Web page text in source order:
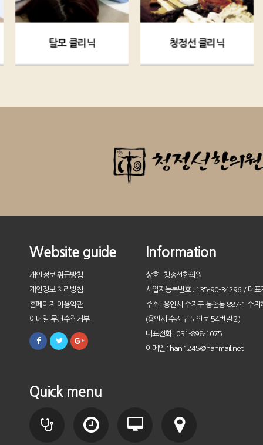
탈모 클리닉 청정선 클리닉
Website guide
개인정보 취급방침
개인정보 처리방침
홈페이지 이용약관
이메일 무단수집거부
Information
상호 : 청정선한의원
사업자등록번호 : 135-90-34296 / 대표
주소 : 용인시 수지구 동천동 887-1 수지
(용인시 수지구 문인로 54번길 2)
대표전화 : 031-898-1075
이메일 : hani1245@hanmail.net
Quick menu